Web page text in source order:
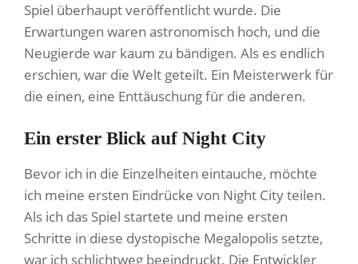
Spiel überhaupt veröffentlicht wurde. Die
Erwartungen waren astronomisch hoch, und die
Neugierde war kaum zu bändigen. Als es endlich
erschien, war die Welt geteilt. Ein Meisterwerk für
die einen, eine Enttäuschung für die anderen.
Ein erster Blick auf Night City
Bevor ich in die Einzelheiten eintauche, möchte
ich meine ersten Eindrücke von Night City teilen.
Als ich das Spiel startete und meine ersten
Schritte in diese dystopische Megalopolis setzte,
war ich schlichtweg beeindruckt. Die Entwickler